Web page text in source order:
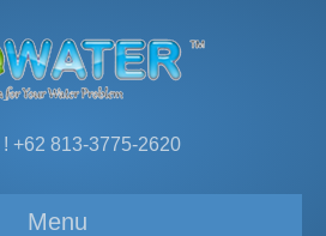
+62 813-3775-2620
Menu